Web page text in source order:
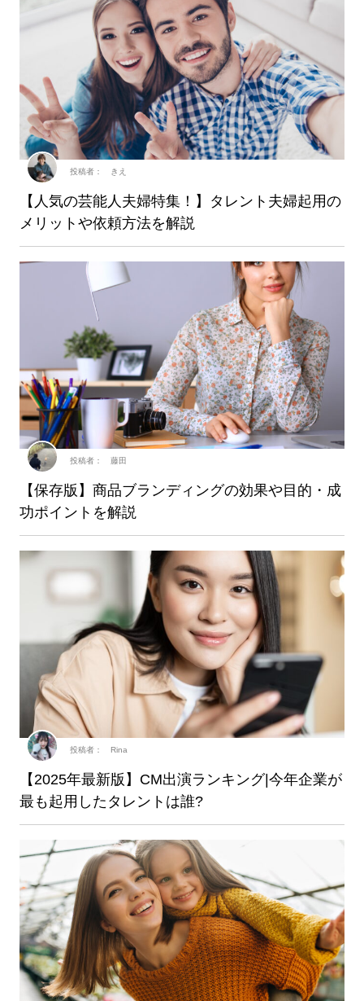
【人気の芸能人夫婦特集！】タレント夫婦起用の
メリットや依頼方法を解説
投稿者： きえ
【保存版】商品ブランディングの効果や目的・成
功ポイントを解説
投稿者： 藤田
【2025年最新版】CM出演ランキング|今年企業が
最も起用したタレントは誰?
投稿者： Rina